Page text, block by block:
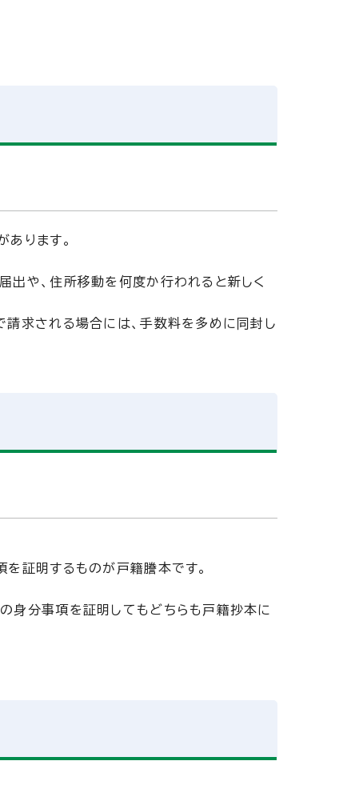
ります。
出や、住所移動を何度か行われると新しく
求される場合には、手数料を多めに同封し
証明するものが戸籍謄本です。
身分事項を証明してもどちらも戸籍抄本に